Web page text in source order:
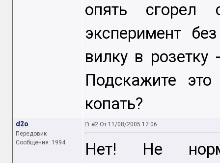
опять сгорел
эксперимент
вилку в розетку
Подскажите
копать?
d2o
Передовик
Сообщения: 1994
#2 От 11/08/2005 12:06
Нет! Не